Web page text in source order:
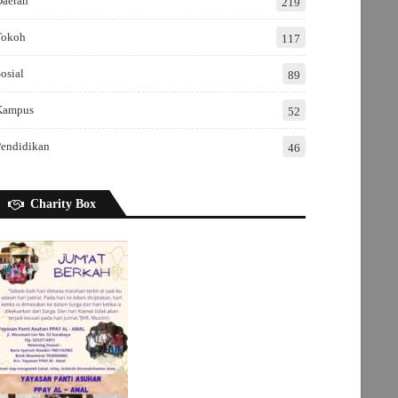
117
89
52
46
Charity Box